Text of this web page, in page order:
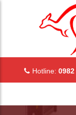
Hotline: 0982